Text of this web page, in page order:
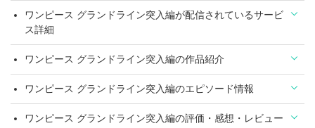
ワンピース グランドライン突入編が配信されているサービ
ス詳細
ワンピース グランドライン突入編の作品紹介
ワンピース グランドライン突入編のエピソード情報
ワンピース グランドライン突入編の評価・感想・レビュー